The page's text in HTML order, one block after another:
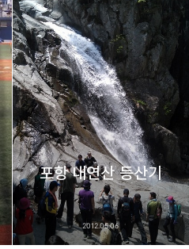
포항 내연산 등산기
2012.05.06